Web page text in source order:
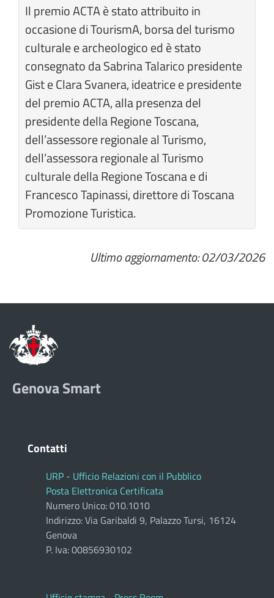
Il premio ACTA è stato attribuito in
occasione di TourismA, borsa del turismo
culturale e archeologico ed è stato
consegnato da Sabrina Talarico presidente
Gist e Clara Svanera, ideatrice e presidente
del premio ACTA, alla presenza del
presidente della Regione Toscana,
dell’assessore regionale al Turismo,
dell’assessora regionale al Turismo
culturale della Regione Toscana e di
Francesco Tapinassi, direttore di Toscana
Promozione Turistica.
Ultimo aggiornamento: 02/03/2026
Genova Smart
Contatti
URP - Ufficio Relazioni con il Pubblico
Posta Elettronica Certificata
Numero Unico: 010.1010
Indirizzo: Via Garibaldi 9, Palazzo Tursi, 16124
Genova
P. Iva: 00856930102